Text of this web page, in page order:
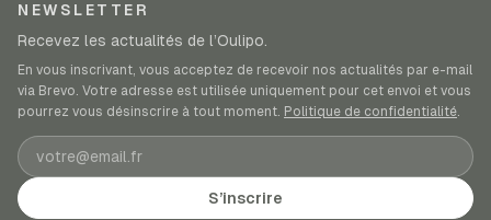
NEWSLETTER
Recevez les actualités de l’Oulipo.
En vous inscrivant, vous acceptez de recevoir nos actualités par e-mail
via Brevo. Votre adresse est utilisée uniquement pour cet envoi et vous
pourrez vous désinscrire à tout moment. Politique de confidentialité.
Adresse e-mail
S’inscrire